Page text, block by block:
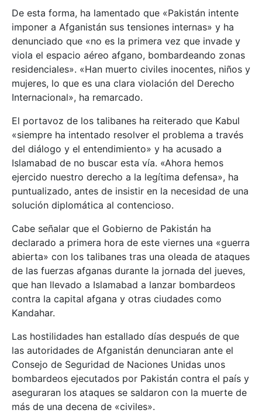
De esta forma, ha lamentado que «Pakistán intente
imponer a Afganistán sus tensiones internas» y ha
denunciado que «no es la primera vez que invade y
viola el espacio aéreo afgano, bombardeando zonas
residenciales». «Han muerto civiles inocentes, niños y
mujeres, lo que es una clara violación del Derecho
Internacional», ha remarcado.
El portavoz de los talibanes ha reiterado que Kabul
«siempre ha intentado resolver el problema a través
del diálogo y el entendimiento» y ha acusado a
Islamabad de no buscar esta vía. «Ahora hemos
ejercido nuestro derecho a la legítima defensa», ha
puntualizado, antes de insistir en la necesidad de una
solución diplomática al contencioso.
Cabe señalar que el Gobierno de Pakistán ha
declarado a primera hora de este viernes una «guerra
abierta» con los talibanes tras una oleada de ataques
de las fuerzas afganas durante la jornada del jueves,
que han llevado a Islamabad a lanzar bombardeos
contra la capital afgana y otras ciudades como
Kandahar.
Las hostilidades han estallado días después de que
las autoridades de Afganistán denunciaran ante el
Consejo de Seguridad de Naciones Unidas unos
bombardeos ejecutados por Pakistán contra el país y
aseguraran los ataques se saldaron con la muerte de
más de una decena de «civiles».